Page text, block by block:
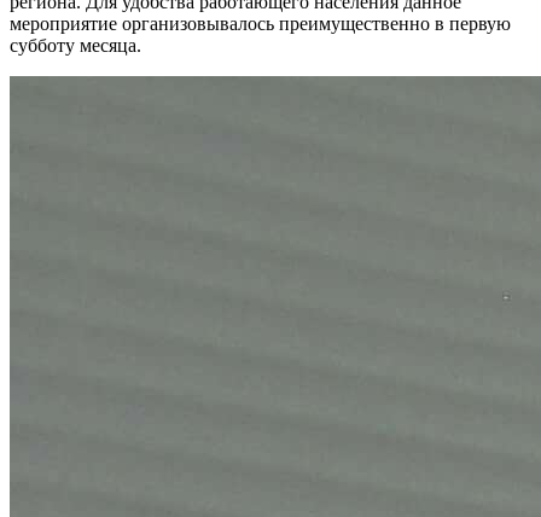
мероприятие организовывалось преимущественно в первую
субботу месяца.